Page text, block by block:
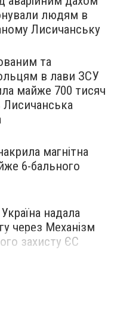
людям в
Лисичанську
та
в лави ЗСУ
майже 700 тисяч
Лисичанська
магнітна
6-бального
надала
через Механізм
захисту ЄС